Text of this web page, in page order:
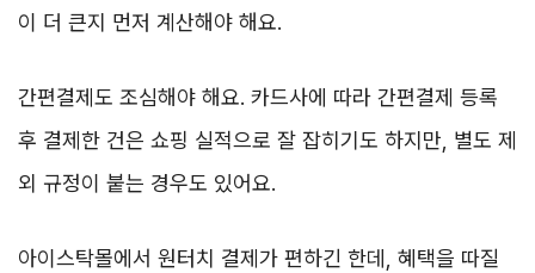
이 더 큰지 먼저 계산해야 해요.
간편결제도 조심해야 해요. 카드사에 따라 간편결제 등록
후 결제한 건은 쇼핑 실적으로 잘 잡히기도 하지만, 별도 제
외 규정이 붙는 경우도 있어요.
아이스탁몰에서 원터치 결제가 편하긴 한데, 혜택을 따질